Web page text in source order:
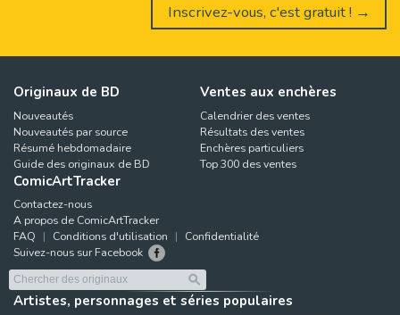
Inscrivez-vous, c'est gratuit ! →
Originaux de BD
Nouveautés
Nouveautés par source
Résumé hebdomadaire
Guide des originaux de BD
Ventes aux enchères
Calendrier des ventes
Résultats des ventes
Enchères particuliers
Top 300 des ventes
ComicArtTracker
Contactez-nous
A propos de ComicArtTracker
FAQ
Conditions d'utilisation
Confidentialité
Suivez-nous sur Facebook
Artistes, personnages et séries populaires